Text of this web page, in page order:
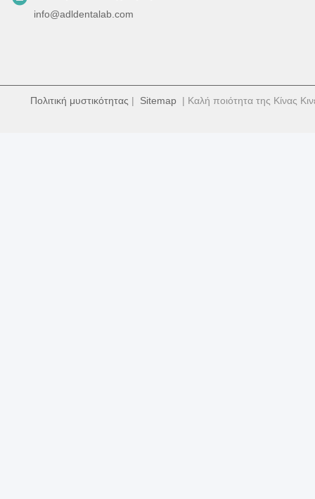
info@adldentalab.com
Πολιτική μυστικότητας | Sitemap | Καλή ποιότητα της Κίνας